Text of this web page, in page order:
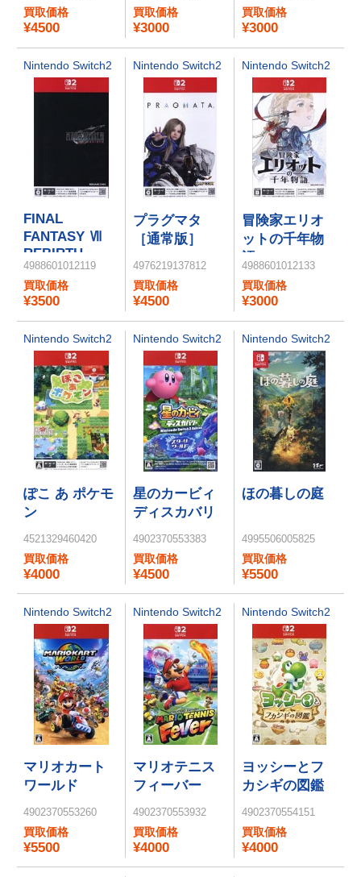
Switch 2
Edition
買取価格
¥4500
買取価格
¥3000
買取価格
¥3000
Nintendo Switch2
FINAL
FANTASY Ⅶ
REBIRTH
4988601012119
買取価格
¥3500
Nintendo Switch2
プラグマタ
［通常版］
4976219137812
買取価格
¥4500
Nintendo Switch2
冒険家エリオ
ットの千年物
語
4988601012133
買取価格
¥3000
Nintendo Switch2
ぽこ あ ポケモ
ン
4521329460420
買取価格
¥4000
Nintendo Switch2
星のカービィ
ディスカバリ
ー Nintendo
Edition + スタ
4902370553383
買取価格
¥4500
Nintendo Switch2
ほの暮しの庭
4995506005825
買取価格
¥5500
Nintendo Switch2
マリオカート
ワールド
4902370553260
買取価格
¥5500
Nintendo Switch2
マリオテニス
フィーバー
4902370553932
買取価格
¥4000
Nintendo Switch2
ヨッシーとフ
カシギの図鑑
4902370554151
買取価格
¥4000